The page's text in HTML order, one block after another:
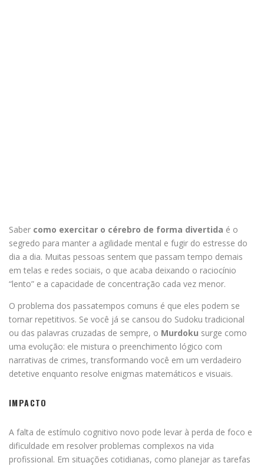
Saber como exercitar o cérebro de forma divertida é o
segredo para manter a agilidade mental e fugir do estresse do
dia a dia. Muitas pessoas sentem que passam tempo demais
em telas e redes sociais, o que acaba deixando o raciocínio
“lento” e a capacidade de concentração cada vez menor.
O problema dos passatempos comuns é que eles podem se
tornar repetitivos. Se você já se cansou do Sudoku tradicional
ou das palavras cruzadas de sempre, o Murdoku surge como
uma evolução: ele mistura o preenchimento lógico com
narrativas de crimes, transformando você em um verdadeiro
detetive enquanto resolve enigmas matemáticos e visuais.
IMPACTO
A falta de estímulo cognitivo novo pode levar à perda de foco e
dificuldade em resolver problemas complexos na vida
profissional. Em situações cotidianas, como planejar as tarefas